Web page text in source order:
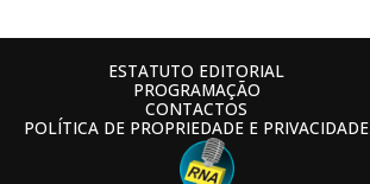
ESTATUTO EDITORIAL
PROGRAMAÇÃO
CONTACTOS
POLÍTICA DE PROPRIEDADE E PRIVACIDADE